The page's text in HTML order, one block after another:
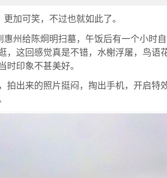
加可笑，不过也就如此了。
惠州给陈炯明扫墓，午饭后有一个小时
，这回感觉真是不错，水榭浮屠，鸟语
印象不甚美好。
拍出来的照片挺闷，掏出手机，开启特